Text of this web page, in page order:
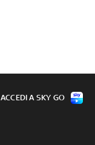
ACCEDI A SKY GO